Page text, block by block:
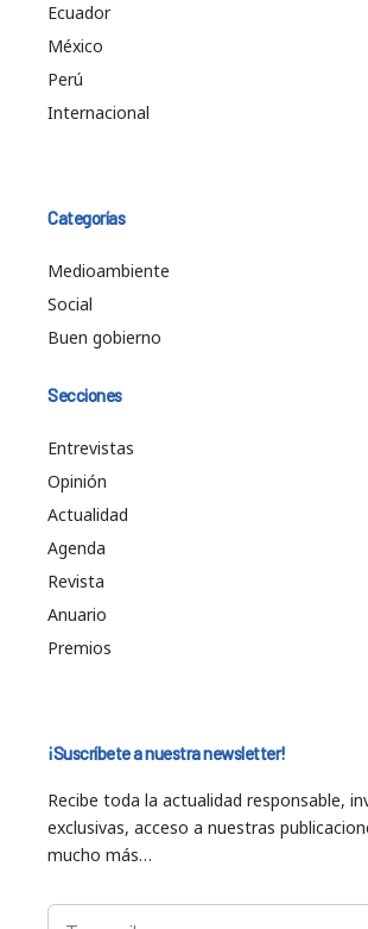
Ecuador
México
Perú
Internacional
Categorías
Medioambiente
Social
Buen gobierno
Secciones
Entrevistas
Opinión
Actualidad
Agenda
Revista
Anuario
Premios
¡Suscríbete a nuestra newsletter!
Recibe toda la actualidad responsable,
exclusivas, acceso a nuestras
mucho más…